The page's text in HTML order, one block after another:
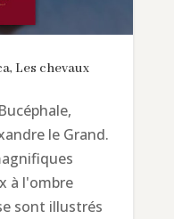
Les chevaux
le Grand.
à l'ombre
sont illustrés